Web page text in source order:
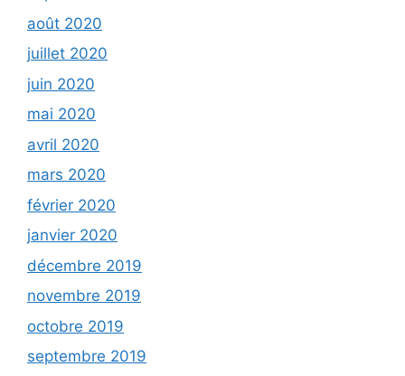
août 2020
juillet 2020
juin 2020
mai 2020
avril 2020
mars 2020
février 2020
janvier 2020
décembre 2019
novembre 2019
octobre 2019
septembre 2019